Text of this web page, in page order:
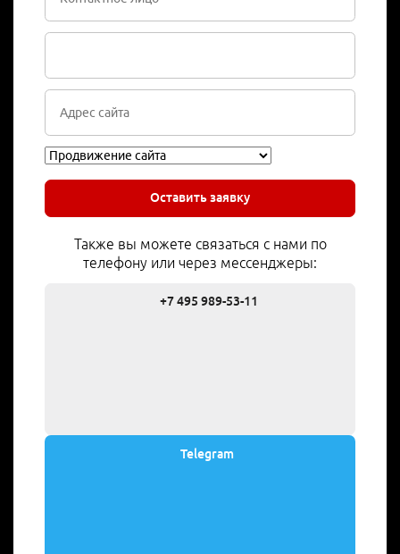
Оставить заявку
Также вы можете связаться с нами по
телефону или через мессенджеры:
+7 495 989-53-11
Telegram